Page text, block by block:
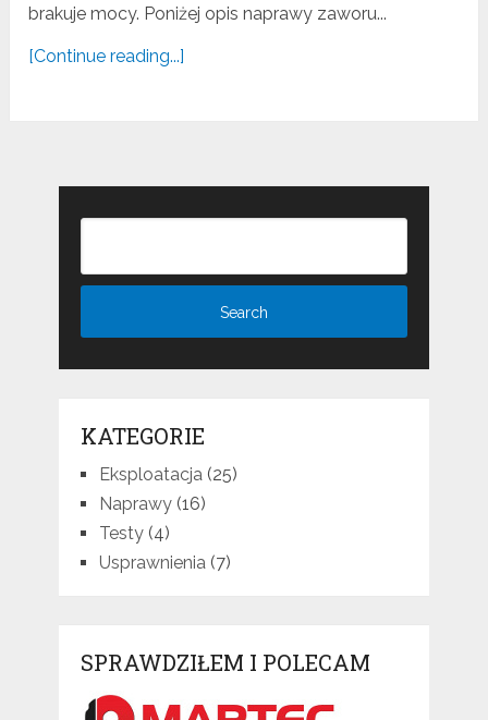
brakuje mocy. Poniżej opis naprawy zaworu...
[Continue reading...]
KATEGORIE
Eksploatacja(25)
Naprawy(16)
Testy(4)
Usprawnienia(7)
SPRAWDZIŁEM I POLECAM